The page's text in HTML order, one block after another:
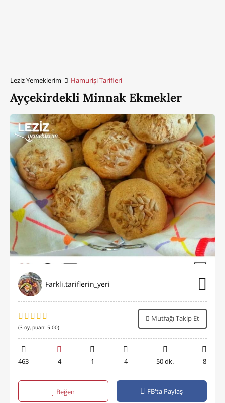
Leziz Yemeklerim Hamurişi Tarifleri
Ayçekirdekli Minnak Ekmekler
Farkli.tariflerin_yeri
(3 oy, puan: 5.00)
Mutfağı Takip Et
463 4 1 4 50 dk. 8
Beğen FB'ta Paylaş